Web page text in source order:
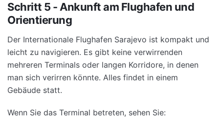
Schritt 5 - Ankunft am Flughafen und
Orientierung
Der Internationale Flughafen Sarajevo ist kompakt und
leicht zu navigieren. Es gibt keine verwirrenden
mehreren Terminals oder langen Korridore, in denen
man sich verirren könnte. Alles findet in einem
Gebäude statt.
Wenn Sie das Terminal betreten, sehen Sie: